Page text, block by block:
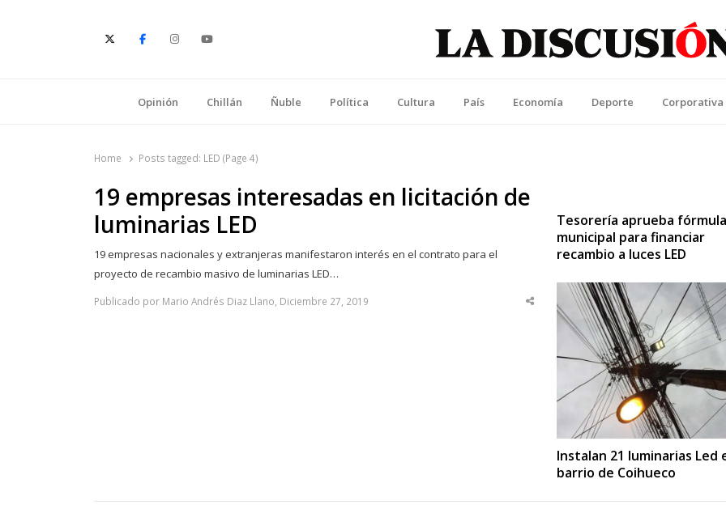
Opinión Chillán Ñuble Política Cultura País Economía Deporte Corporativa
Home Posts tagged: LED (Page 4)
19 empresas interesadas en licitación de
luminarias LED
19 empresas nacionales y extranjeras manifestaron interés en el contrato para el
proyecto de recambio masivo de luminarias LED…
Publicado por Mario Andrés Diaz Llano, Diciembre 27, 2019
Share
Tesorería aprueba fórmula
municipal para financiar
recambio a luces LED
Instalan 21 luminarias Led
barrio de Coihueco